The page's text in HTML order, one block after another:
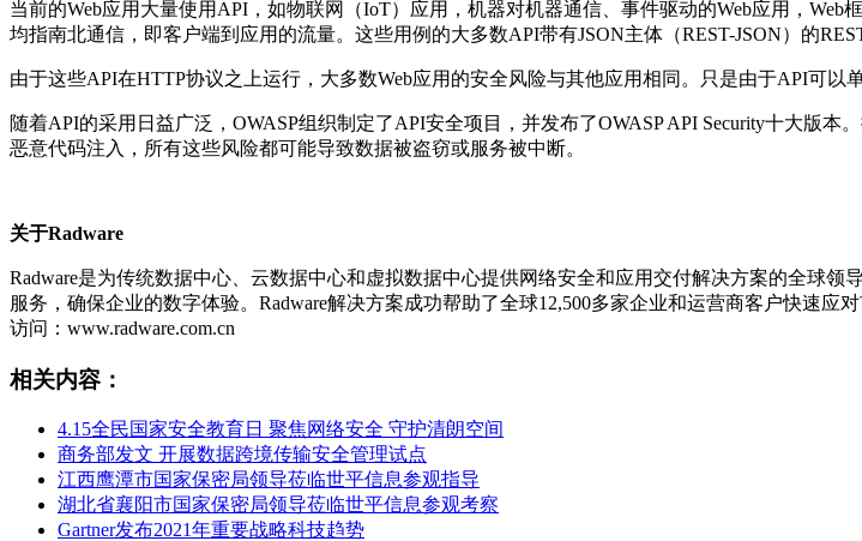
当前的Web应用大量使用API​​，如物联网（IoT）应用，机器对机器通信、事件驱动的Web应用，
均指南北通信，即客户端到应用的流量。这些用例的大多数API带有JSON主体（REST-JSON）的
由于这些API在HTTP协议之上运行，大多数Web应用的安全风险与其他应用相同。只是由于API可以
随着API的采用日益广泛，OWASP组织制定了API安全项目，并发布了OWASP API Security十大版
恶意代码注入，所有这些风险都可能导致数据被盗窃或服务被中断。
关于Radware
Radware是为传统数据中心、云数据中心和虚拟数据中心提供网络安全和应用交付解决方案的全球
服务，确保企业的数字体验。Radware解决方案成功帮助了全球12,500多家企业和运营商客户快速
访问：www.radware.com.cn
相关内容：
4.15全民国家安全教育日 聚焦网络安全 守护清朗空间
商务部发文 开展数据跨境传输安全管理试点
江西鹰潭市国家保密局领导莅临世平信息参观指导
湖北省襄阳市国家保密局领导莅临世平信息参观考察
Gartner发布2021年重要战略科技趋势